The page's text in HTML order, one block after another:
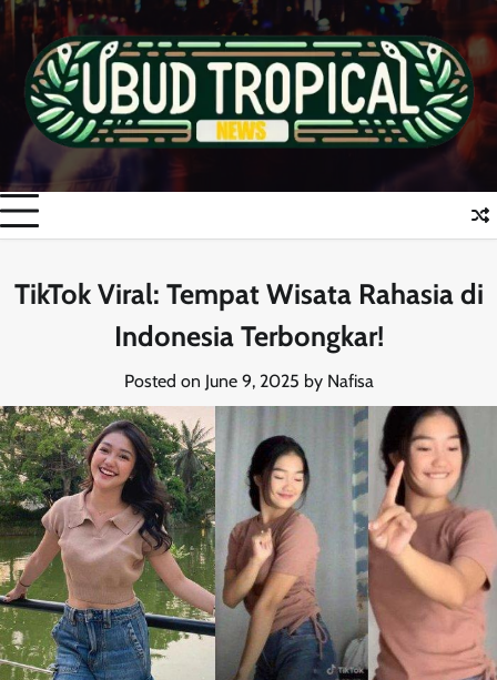
Skip
to
content
TikTok Viral: Tempat Wisata Rahasia di
Indonesia Terbongkar!
Posted on June 9, 2025 by Nafisa